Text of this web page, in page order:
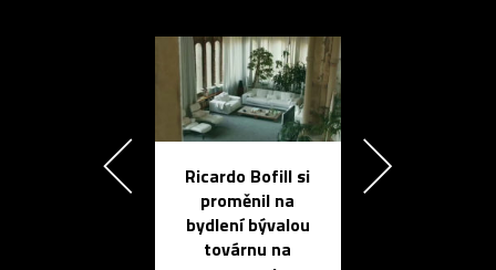
Ricardo Bofill si
proměnil na
bydlení bývalou
továrnu na